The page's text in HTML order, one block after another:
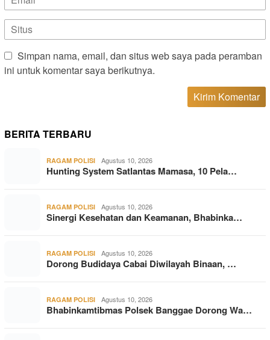
Simpan nama, email, dan situs web saya pada peramban
ini untuk komentar saya berikutnya.
BERITA TERBARU
RAGAM POLISI Agustus 10, 2026
Hunting System Satlantas Mamasa, 10 Pela…
RAGAM POLISI Agustus 10, 2026
Sinergi Kesehatan dan Keamanan, Bhabinka…
RAGAM POLISI Agustus 10, 2026
Dorong Budidaya Cabai Diwilayah Binaan, …
RAGAM POLISI Agustus 10, 2026
Bhabinkamtibmas Polsek Banggae Dorong Wa…